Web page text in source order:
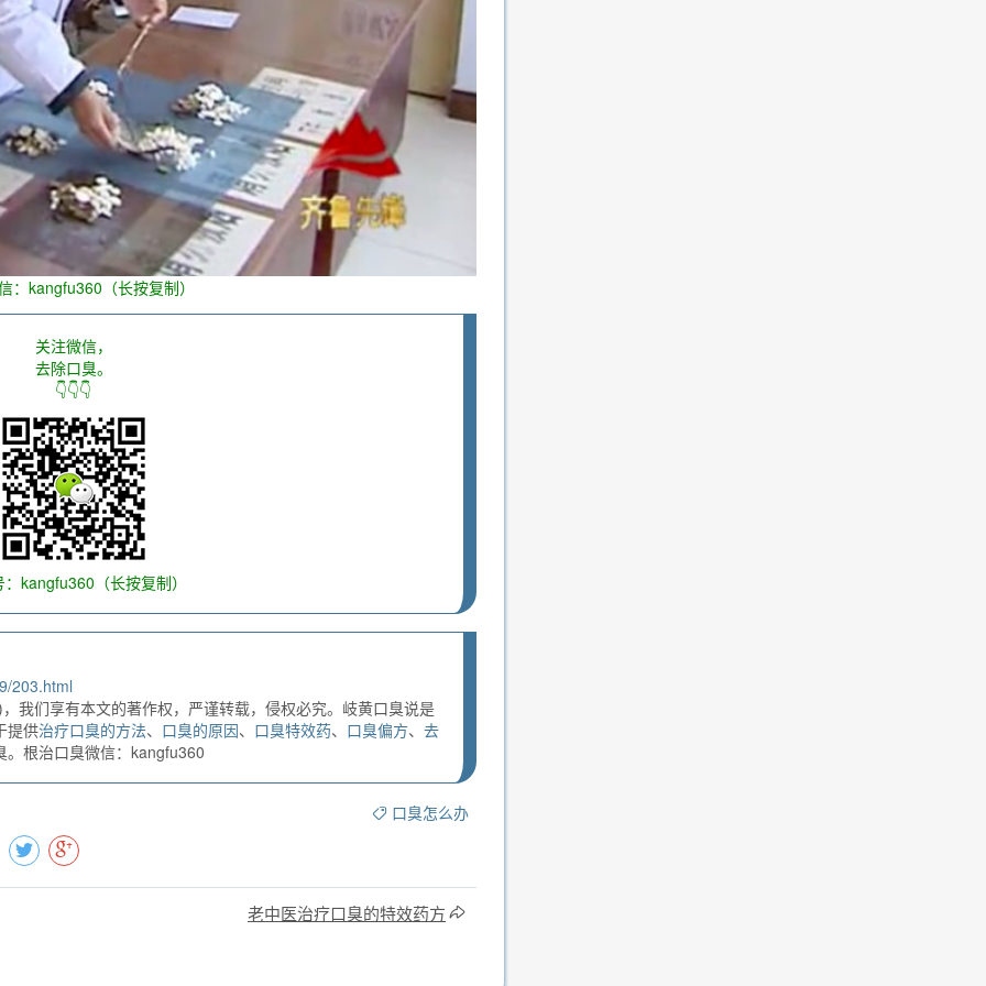
：kangfu360（长按复制）
关注微信，
去除口臭。
👇👇👇
kangfu360（长按复制）
203.html
我们享有本文的著作权，严谨转载，侵权必究。岐黄口臭说是
提供治疗口臭的方法、 口臭的原因、 口臭特效药、 口臭偏方、 去
根治口臭微信：kangfu360
口臭怎么办
老中医治疗口臭的特效药方